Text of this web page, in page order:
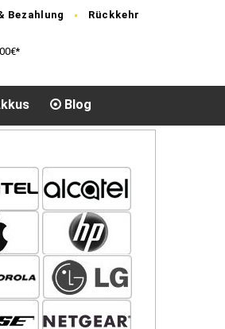
Bezahlung Rückkehr
Blog